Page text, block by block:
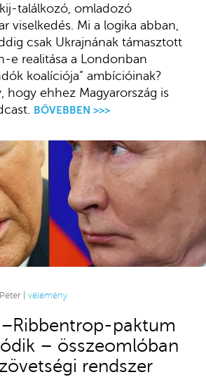
találkozó, omladozó
viselkedés. Mi a logika abban,
csak Ukrajnának támasztott
e realitása a Londonban
koalíciója” ambícióinak?
hogy ehhez Magyarország is
BŐVEBBEN >>>
| vélemény
paktum
– összeomlóban
rendszer